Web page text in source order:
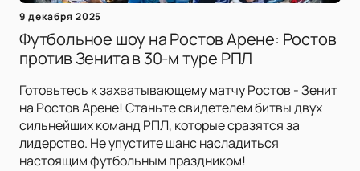
9 декабря 2025
Футбольное шоу на Ростов Арене: Ростов
против Зенита в 30-м туре РПЛ
Готовьтесь к захватывающему матчу Ростов - Зенит
на Ростов Арене! Станьте свидетелем битвы двух
сильнейших команд РПЛ, которые сразятся за
лидерство. Не упустите шанс насладиться
настоящим футбольным праздником!